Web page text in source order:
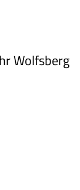
Wolfsberg